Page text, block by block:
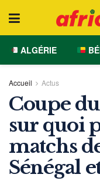
ALGÉRIE
Accueil Actus
Coupe
sur quoi
matchs
Sénégal